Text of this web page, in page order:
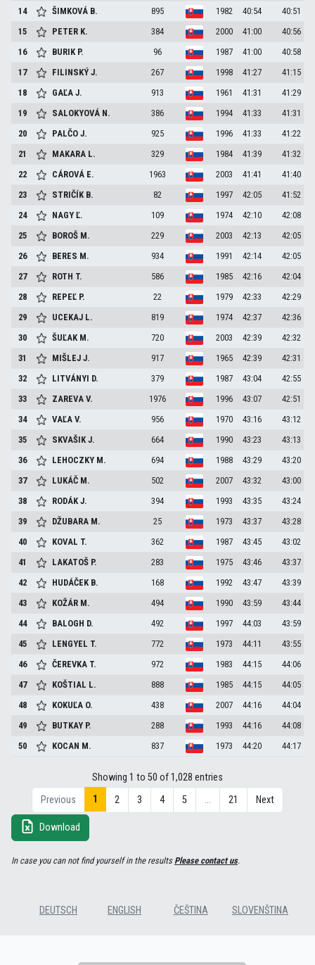
14
ŠIMKOVÁ B. 895 1982 40:54
40:51
15
PETER K. 384 2000 41:00
40:56
16
BURIK P. 96 1987 41:00
40:58
17
FILINSKÝJ. 267 1998 41:27
41:15
18
GAĽAJ. 913 1961 41:31
41:29
19
SALOKYOVÁ N. 386 1994 41:33
41:31
20
PALČOJ. 925 1996 41:33
41:22
21
MAKARA L. 329 1984 41:39
41:32
22
CÁROVÁ E. 1963 2003 41:41
41:40
23
STRIČÍK B. 82 1997 42:05
41:52
24
NAGYĽ. 109 1974 42:10
42:08
25
BOROŠ M. 229 2003 42:13
42:05
26
BERES M. 934 1991 42:14
42:05
27
ROTH T. 586 1985 42:16
42:04
28
REPEĽ P. 22 1979 42:33
42:29
29
UCEKAJ L. 819 1974 42:37
42:36
30
ŠUĽAK M. 720 2003 42:39
42:32
31
MIŠLEJJ. 917 1965 42:39
42:31
32
LITVÁNYI D. 379 1987 43:04
42:55
33
ZAREVAV. 1976 1996 43:07
42:51
34
VAĽAV. 956 1970 43:16
43:12
35
SKVAŠIKJ. 664 1990 43:23
43:13
36
LEHOCZKY M. 694 1988 43:29
43:20
37
LUKÁČ M. 502 2007 43:32
43:00
38
RODÁKJ. 394 1993 43:35
43:24
39
DŽUBARA M. 25 1973 43:37
43:28
40
KOVAL T. 362 1987 43:45
43:02
41
LAKATOŠ P. 283 1975 43:46
43:37
42
HUDÁČEK B. 168 1992 43:47
43:39
43
KOŽÁR M. 494 1990 43:59
43:44
44
BALOGH D. 492 1997 44:03
43:59
45
LENGYEL T. 772 1973 44:11
43:55
46
ČEREVKA T. 972 1983 44:15
44:06
47
KOŠTIAL L. 888 1985 44:15
44:05
48
KOKUĽA O. 438 2007 44:16
44:04
49
BUTKAY P. 288 1993 44:16
44:08
50
KOCAN M. 837 1973 44:20 44:17
Showing 1 to 50 of 1,028 entries
Previous
1 2 3 4 5 … 21 Next
Download
In case you can not find yourself in the resultsPlease contact us.
DEUTSCH ENGLISH ČEŠTINA SLOVENŠTINA